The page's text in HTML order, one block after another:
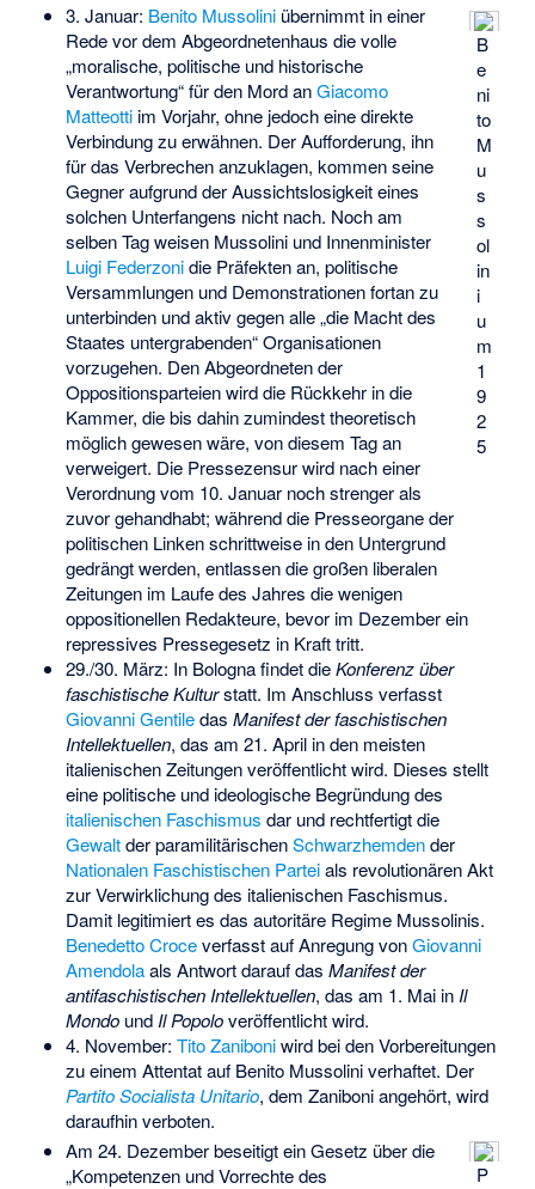
B
e
ni
to
M
u
s
s
ol
in
i
u
m
1
9
2
5
3. Januar: Benito Mussoliniübernimmt in einer
Rede vor dem Abgeordnetenhaus die volle
„moralische, politische und historische
Verantwortung“ für den Mord anGiacomo
Matteottiim Vorjahr, ohne jedoch eine direkte
Verbindung zu erwähnen. Der Aufforderung, ihn
für das Verbrechen anzuklagen, kommen seine
Gegner aufgrund der Aussichtslosigkeit eines
solchen Unterfangens nicht nach. Noch am
selben Tag weisen Mussolini und Innenminister
Luigi Federzonidie Präfekten an, politische
Versammlungen und Demonstrationen fortan zu
unterbinden und aktiv gegen alle „die Macht des
Staates untergrabenden“ Organisationen
vorzugehen. Den Abgeordneten der
Oppositionsparteien wird die Rückkehr in die
Kammer, die bis dahin zumindest theoretisch
möglich gewesen wäre, von diesem Tag an
verweigert. Die Pressezensur wird nach einer
Verordnung vom 10. Januar noch strenger als
zuvor gehandhabt; während die Presseorgane der
politischen Linken schrittweise in den Untergrund
gedrängt werden, entlassen die großen liberalen
Zeitungen im Laufe des Jahres die wenigen
oppositionellen Redakteure, bevor im Dezember ein
repressives Pressegesetz in Kraft tritt.
29./30. März: In Bologna findet dieKonferenz über
faschistische Kulturstatt. Im Anschluss verfasst
Giovanni Gentiledas Manifest der faschistischen
Intellektuellen, das am 21. April in den meisten
italienischen Zeitungen veröffentlicht wird. Dieses stellt
eine politische und ideologische Begründung des
italienischen Faschismus dar und rechtfertigt die
Gewaltder paramilitärischenSchwarzhemdender
Nationalen Faschistischen Parteials revolutionären Akt
zur Verwirklichung des italienischen Faschismus.
Damit legitimiert es das autoritäreRegime Mussolinis.
Benedetto Croceverfasst auf Anregung vonGiovanni
Amendolaals Antwort darauf das Manifest der
antifaschistischen Intellektuellen, das am 1. Mai in Il
Mondound Il Popoloveröffentlicht wird.
4. November: Tito Zaniboniwird bei den Vorbereitungen
zu einem Attentat auf Benito Mussolini verhaftet. Der
Partito Socialista Unitario, dem Zaniboni angehört, wird
daraufhin verboten.
P
Am 24. Dezember beseitigt ein Gesetz über die
„Kompetenzen und Vorrechte des